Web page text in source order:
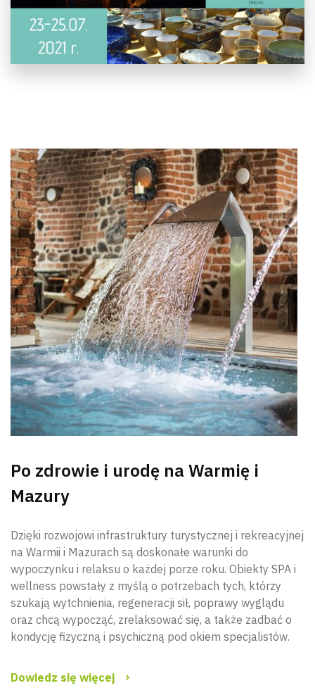
Po zdrowie i urodę na Warmię i
Mazury
Dzięki rozwojowi infrastruktury turystycznej i rekreacyjnej
na Warmii i Mazurach są doskonałe warunki do
wypoczynku i relaksu o każdej porze roku. Obiekty SPA i
wellness powstały z myślą o potrzebach tych, którzy
szukają wytchnienia, regeneracji sił, poprawy wyglądu
oraz chcą wypocząć, zrelaksować się, a także zadbać o
kondycję fizyczną i psychiczną pod okiem specjalistów.
Dowiedz się więcej